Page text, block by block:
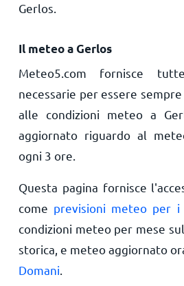
Gerlos.
Il meteo a Gerlos
Meteo5.com fornisce
necessarie per essere
alle condizioni meteo a
aggiornato riguardo al
ogni 3 ore.
Questa pagina fornisce
come previsioni meteo per i
condizioni meteo per mese
storica, e meteo aggiornato
Domani